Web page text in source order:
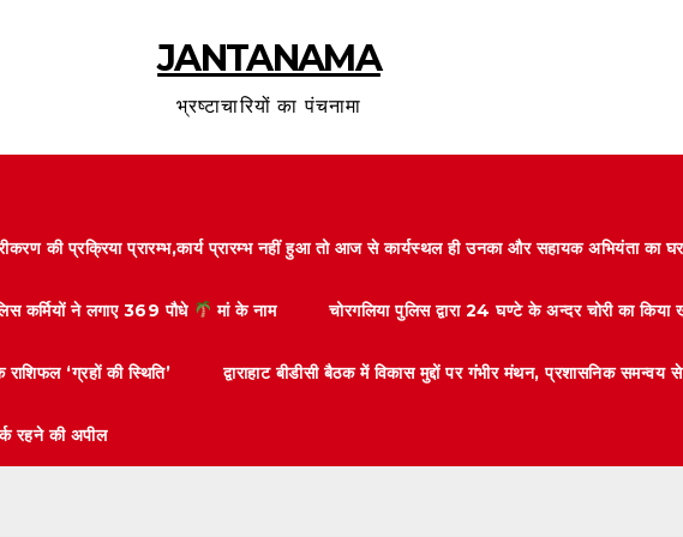
JANTANAMA
भ्रष्टाचारियों का पंचनामा
की प्रक्रिया प्रारम्भ,कार्य प्रारम्भ नहीं हुआ तो आज से कार्यस्थल ही उनका और सहायक अभियंता का
कर्मियों ने लगाए 369 पौधे मां के नाम चोरगलिया पुलिस द्वारा 24 घण्टे के अन्दर चोरी का किया
‘ग्रहों की स्थिति’ द्वाराहाट बीडीसी बैठक में विकास मुद्दों पर गंभीर मंथन, प्रशासनिक समन्वय
रहने की अपील